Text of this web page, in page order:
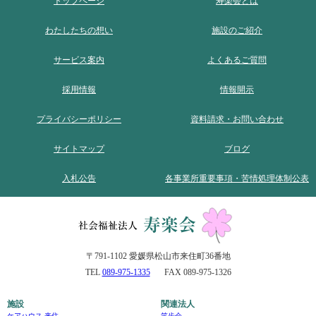
わたしたちの想い 施設のご紹介
サービス案内 よくあるご質問
採用情報 情報開示
プライバシーポリシー 資料請求・お問い合わせ
サイトマップ ブログ
入札公告 各事業所重要事項・苦情処理体制公表
〒791-1102 愛媛県松山市来住町36番地
TEL 089-975-1335 FAX 089-975-1326
施設 関連法人